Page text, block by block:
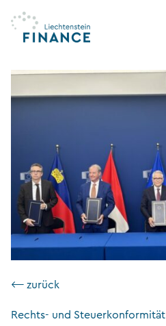
⟵ zurück
Rechts- und Steuerkonformität